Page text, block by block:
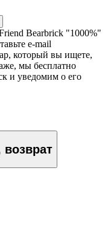
Bearbrick "1000%"
e‑mail
который вы ищете,
мы бесплатно
и уведомим о его